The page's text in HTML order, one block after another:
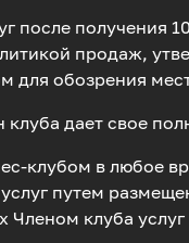
после получения
продаж,
для обозрения
дает свое
клубом в любое
путем
Членом клуба